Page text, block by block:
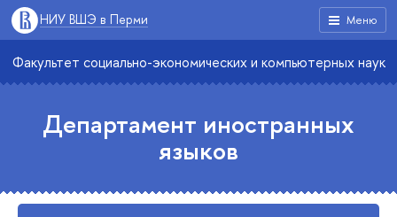
Меню
НИУ ВШЭ в Перми
Факультет социально-экономических и компьютерных наук
Департамент иностранных
языков